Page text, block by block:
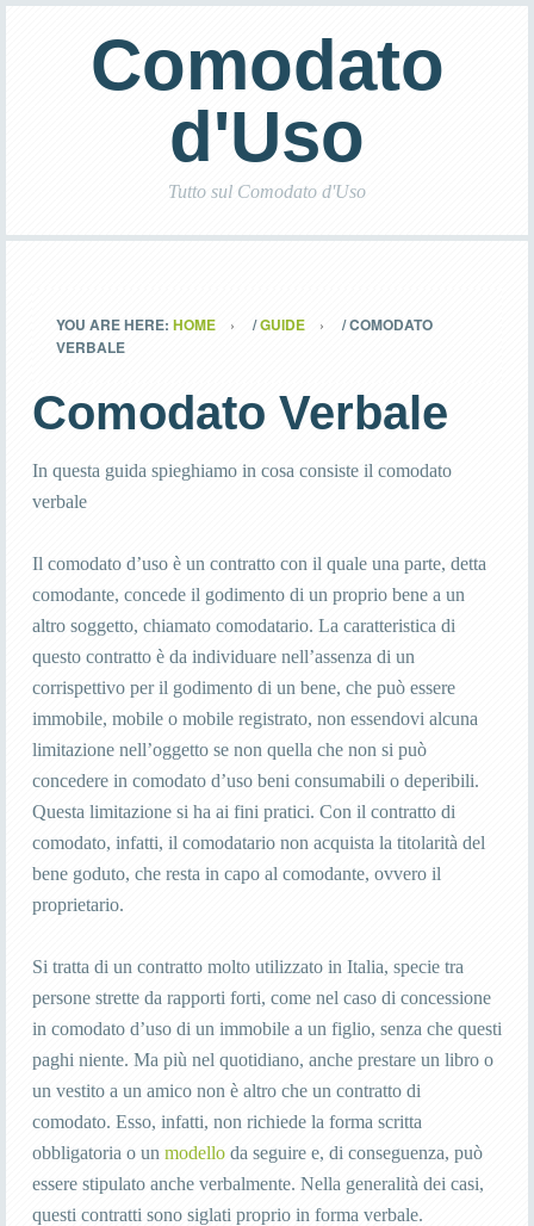
Comodato
d'Uso
Tutto sul Comodato d'Uso
YOU ARE HERE: HOME /GUIDE /COMODATO
VERBALE
Comodato Verbale
In questa guida spieghiamo in cosa consiste il comodato
verbale
Il comodato d’uso è un contratto con il quale una parte, detta
comodante, concede il godimento di un proprio bene a un
altro soggetto, chiamato comodatario. La caratteristica di
questo contratto è da individuare nell’assenza di un
corrispettivo per il godimento di un bene, che può essere
immobile, mobile o mobile registrato, non essendovi alcuna
limitazione nell’oggetto se non quella che non si può
concedere in comodato d’uso beni consumabili o deperibili.
Questa limitazione si ha ai fini pratici. Con il contratto di
comodato, infatti, il comodatario non acquista la titolarità del
bene goduto, che resta in capo al comodante, ovvero il
proprietario.
Si tratta di un contratto molto utilizzato in Italia, specie tra
persone strette da rapporti forti, come nel caso di concessione
in comodato d’uso di un immobile a un figlio, senza che questi
paghi niente. Ma più nel quotidiano, anche prestare un libro o
un vestito a un amico non è altro che un contratto di
comodato. Esso, infatti, non richiede la forma scritta
obbligatoria o un modelloda seguire e, di conseguenza, può
essere stipulato anche verbalmente. Nella generalità dei casi,
questi contratti sono siglati proprio in forma verbale.